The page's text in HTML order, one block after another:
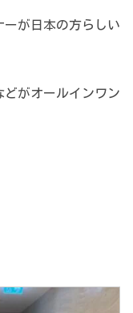
が日本の方らしい
がオールインワン